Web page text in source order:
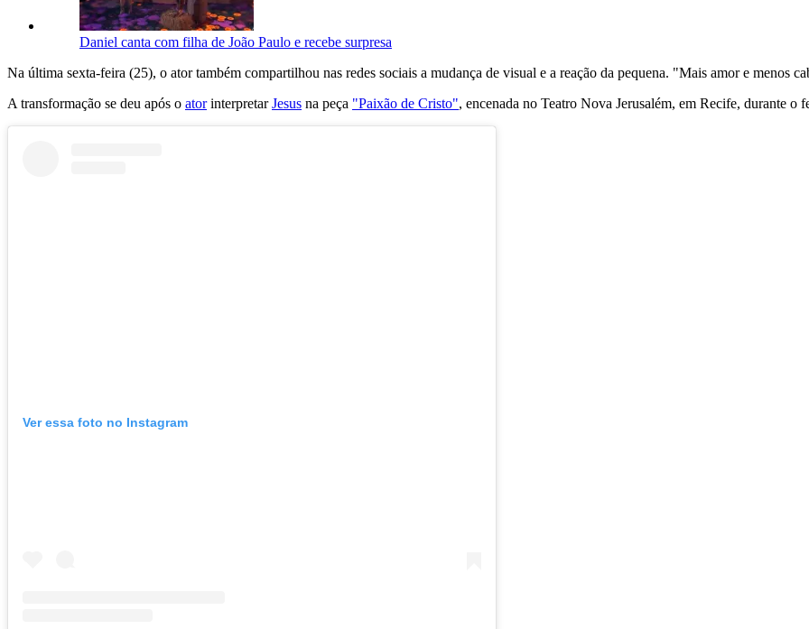
Daniel canta com filha de João Paulo e recebe surpresa
Na última sexta-feira (25), o ator também compartilhou nas redes sociais a mudança de visual e a reação da pequena. "Mais amor e menos
A transformação se deu após o atorinterpretarJesus na peça "Paixão de Cristo", encenada no Teatro Nova Jerusalém, em Recife, durante o
Ver essa foto no Instagram